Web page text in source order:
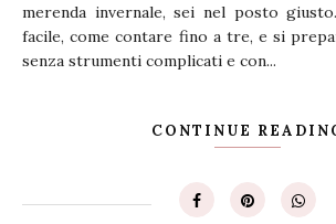
merenda invernale, sei nel posto
facile, come contare fino a tre, e si
senza strumenti complicati e con...
CONTINUE